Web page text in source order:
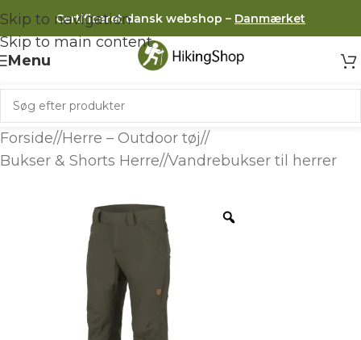
Skip to navigation
Skip to main content
Certificeret dansk webshop – Danmærket
Menu
Forside/ Herre – Outdoor tøj/
Bukser & Shorts Herre/ Vandrebukser til herrer